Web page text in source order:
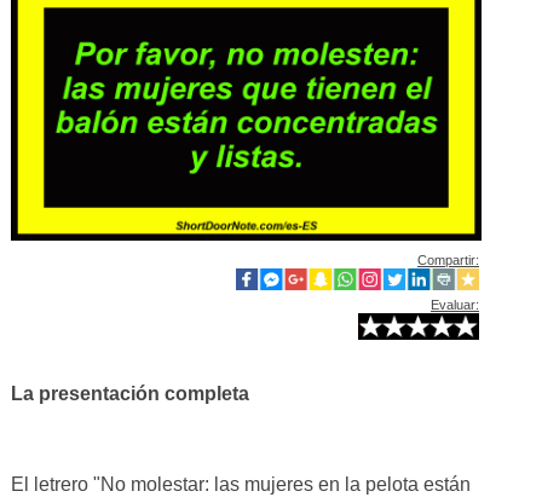
Compartir:
Evaluar:
La presentación completa
El letrero "No molestar: las mujeres en la pelota están